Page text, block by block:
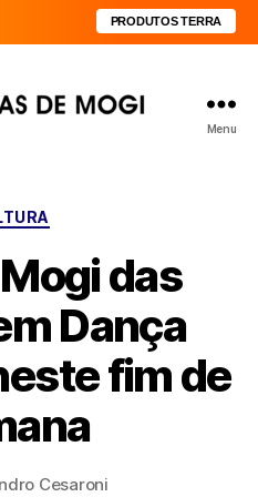
PRODUTOS TERRA
Menu
Categorias
das
Dança
fim de
Cesaroni